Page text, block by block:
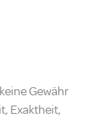
Gewähr
Exaktheit,